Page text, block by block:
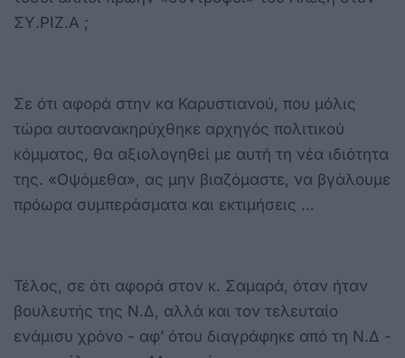
ΣΥ.ΡΙΖ.Α ;
Σε ότι αφορά στην κα Καρυστιανού, που μόλις
τώρα αυτοανακηρύχθηκε αρχηγός πολιτικού
κόμματος, θα αξιολογηθεί με αυτή τη νέα ιδιότητα
της. «Οψόμεθα», ας μην βιαζόμαστε, να βγάλουμε
πρόωρα συμπεράσματα και εκτιμήσεις …
Τέλος, σε ότι αφορά στον κ. Σαμαρά, όταν ήταν
βουλευτής της Ν.Δ, αλλά και τον τελευταίο
ενάμισυ χρόνο - αφ’ ότου διαγράφηκε από τη Ν.Δ -